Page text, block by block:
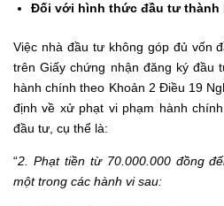
Đối với hình thức đầu tư thành
Việc nhà đầu tư không góp đủ vốn
trên Giấy chứng nhận đăng ký đầu
hành chính theo Khoản 2 Điều 19
định về xử phạt vi phạm hành
đầu tư, cụ thể là:
“2. Phạt tiền từ 70.000.000 đồng
một trong các hành vi sau: